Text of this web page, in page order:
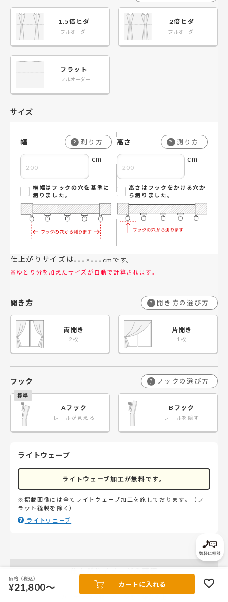
1.5倍ヒダ
フルオーダー
2倍ヒダ
フルオーダー
フラット
フルオーダー
サイズ
幅 ? 測り方
cm
横幅はフックの穴を基準に
測りました。
高さ ? 測り方
cm
高さはフックをかける穴か
ら測りました。
仕上がりサイズは--- × --- cmです。
※ゆとり分を加えたサイズが自動で計算されます。
開き方 ? 開き方の選び方
両開き 片開き
フック ? フックの選び方
Aフック
レールが見える
Bフック
レールを隠す
ライトウェーブ
ライトウェーブ加工が無料です。
※掲載画像には全てライトウェーブ加工を施しております。（フ
ラット縫製を除く）
ライトウェーブ
カーテンの完成イメージをご確認の上
価格（税込）
¥21,800～ カートに入れる